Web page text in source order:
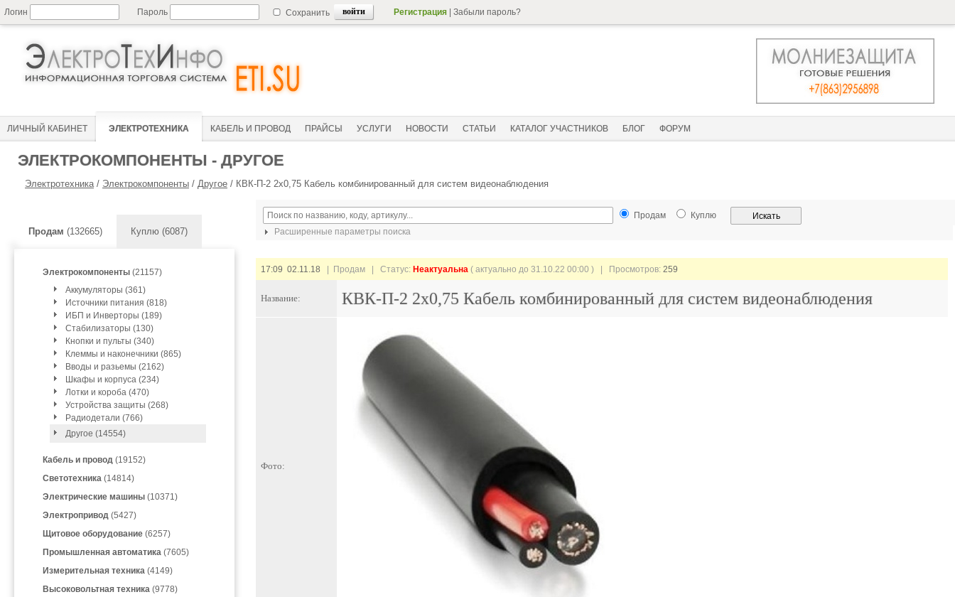
Логин Пароль Сохранить Регистрация Забыли пароль?
ЛИЧНЫЙ КАБИНЕТ ЭЛЕКТРОТЕХНИКА КАБЕЛЬ И ПРОВОД ПРАЙСЫ УСЛУГИ НОВОСТИ СТАТЬИ КАТАЛОГ УЧАСТНИКОВ БЛОГ ФОРУМ
ЭЛЕКТРОКОМПОНЕНТЫ - ДРУГОЕ
Электротехника/ Электрокомпоненты / Другое / КВК-П-2 2х0,75 Кабель комбинированный для систем видеонаблюдения
Продам (132665) Куплю (6087)
Электрокомпоненты (21157)
Аккумуляторы (361)
Источники питания (818)
ИБП и Инверторы (189)
Стабилизаторы (130)
Кнопки и пульты (340)
Клеммы и наконечники (865)
Вводы и разьемы (2162)
Шкафы и корпуса (234)
Лотки и короба (470)
Устройства защиты (268)
Радиодетали (766)
Другое (14554)
Кабель и провод (19152)
Светотехника (14814)
Электрические машины (10371)
Электропривод (5427)
Щитовое оборудование (6257)
Промышленная автоматика (7605)
Измерительная техника (4149)
Высоковольтная техника (9778)
Продам
Куплю
Расширенные параметры поиска
17:09 02.11.18 | Продам | Статус: Неактуальна ( актуально до 31.10.22 00:00 ) | Просмотров: 259
Название: КВК-П-2 2х0,75 Кабель комбинированный для систем видеонаблюдения
Фото: